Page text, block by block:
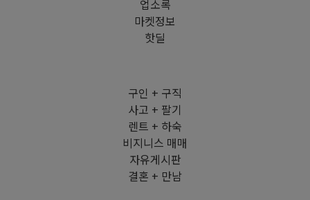
업소록
마켓정보
핫딜
구인 + 구직
사고 + 팔기
렌트 + 하숙
비지니스 매매
자유게시판
결혼 + 만남